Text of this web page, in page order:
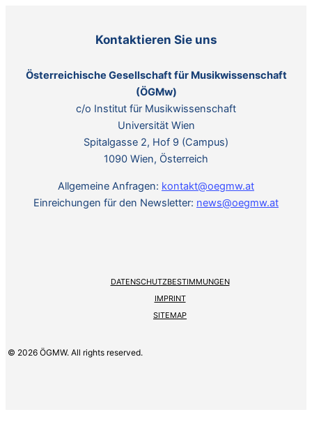
Kontaktieren Sie uns
Österreichische Gesellschaft für Musikwissenschaft
(ÖGMw)
c/o Institut für Musikwissenschaft
Universität Wien
Spitalgasse 2, Hof 9 (Campus)
1090 Wien, Österreich
Allgemeine Anfragen: kontakt@oegmw.at
Einreichungen für den Newsletter: news@oegmw.at
DATENSCHUTZBESTIMMUNGEN
IMPRINT
SITEMAP
© 2026 ÖGMW. All rights reserved.